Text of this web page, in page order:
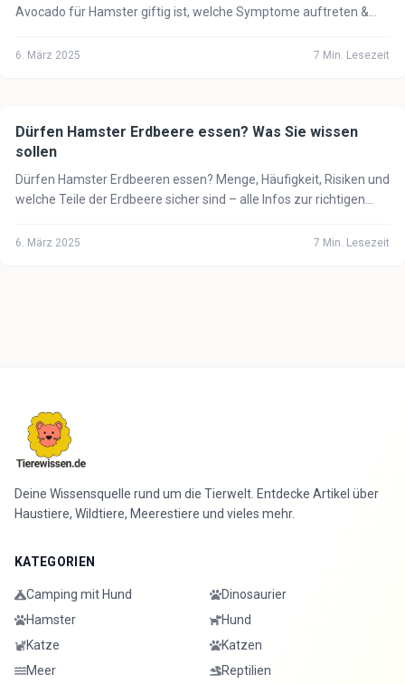
Avocado für Hamster giftig ist, welche Symptome auftreten &
6. März 2025 7 Min. Lesezeit
🐹 Hamster
Dürfen Hamster Erdbeere essen? Was Sie wissen
sollen
Dürfen Hamster Erdbeeren essen? Menge, Häufigkeit, Risiken und
welche Teile der Erdbeere sicher sind – alle Infos zur richtigen
6. März 2025 7 Min. Lesezeit
Deine Wissensquelle rund um die Tierwelt. Entdecke Artikel über
Haustiere, Wildtiere, Meerestiere und vieles mehr.
KATEGORIEN
Camping mit Hund
Dinosaurier
Hamster
Hund
Katze
Katzen
Meer
Reptilien